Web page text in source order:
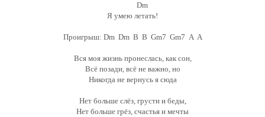
Dm
Я умею летать!
Проигрыш: Dm Dm B B Gm7 Gm7 A A
Вся моя жизнь пронеслась, как сон,
Всё позади, всё не важно, но
Никогда не вернусь я сюда
Нет больше слёз, грусти и беды,
Нет больше грёз, счастья и мечты